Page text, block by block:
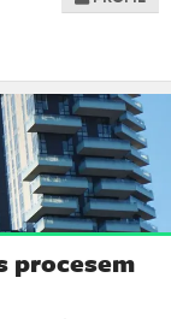
procesem